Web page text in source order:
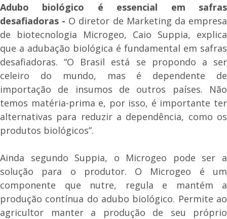
Adubo biológico é essencial em safras
desafiadoras - O diretor de Marketing da empresa
de biotecnologia Microgeo, Caio Suppia, explica
que a adubação biológica é fundamental em safras
desafiadoras. “O Brasil está se propondo a ser
celeiro do mundo, mas é dependente de
importação de insumos de outros países. Não
temos matéria-prima e, por isso, é importante ter
alternativas para reduzir a dependência, como os
produtos biológicos”.
Ainda segundo Suppia, o Microgeo pode ser a
solução para o produtor. O Microgeo é um
componente que nutre, regula e mantém a
produção contínua do adubo biológico. Permite ao
agricultor manter a produção de seu próprio